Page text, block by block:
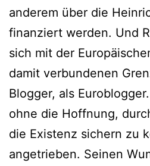
anderem über die
finanziert werden. Und
sich mit der
damit verbundenen
Blogger, als
ohne die Hoffnung,
die Existenz sichern zu
angetrieben. Seinen